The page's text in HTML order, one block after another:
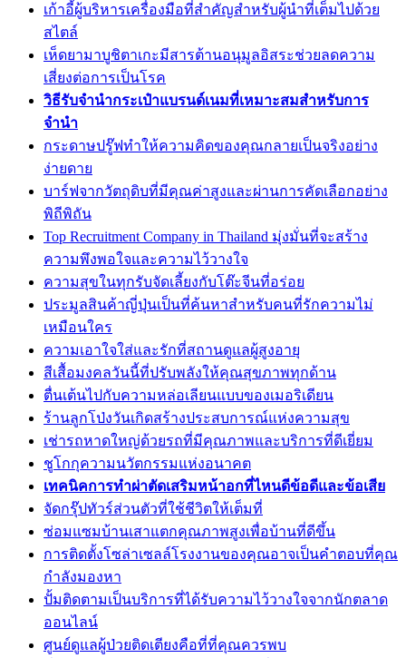
เก้าอี้ผู้บริหารเครื่องมือที่สำคัญสำหรับผู้นำที่เต็มไปด้วย
สไตล์
เห็ดยามาบูชิตาเกะมีสารต้านอนุมูลอิสระช่วยลดความ
เสี่ยงต่อการเป็นโรค
วิธีรับจำนำกระเป๋าแบรนด์เนมที่เหมาะสมสำหรับการ
จำนำ
กระดาษปรู๊ฟทำให้ความคิดของคุณกลายเป็นจริงอย่าง
ง่ายดาย
บาร์ฟจากวัตถุดิบที่มีคุณค่าสูงและผ่านการคัดเลือกอย่าง
พิถีพิถัน
Top Recruitment Company in Thailand มุ่งมั่นที่จะสร้าง
ความพึงพอใจและความไว้วางใจ
ความสุขในทุกรับจัดเลี้ยงกับโต๊ะจีนที่อร่อย
ประมูลสินค้าญี่ปุ่นเป็นที่ค้นหาสำหรับคนที่รักความไม่
เหมือนใคร
ความเอาใจใส่และรักที่สถานดูแลผู้สูงอายุ
สีเสื้อมงคลวันนี้ที่ปรับพลังให้คุณสุขภาพทุกด้าน
ตื่นเต้นไปกับความหล่อเลียนแบบของเมอริเดียน
ร้านลูกโป่งวันเกิดสร้างประสบการณ์แห่งความสุข
เช่ารถหาดใหญ่ด้วยรถที่มีคุณภาพและบริการที่ดีเยี่ยม
ชูโกกุความนวัตกรรมแห่งอนาคต
เทคนิคการทำผ่าตัดเสริมหน้าอกที่ไหนดีข้อดีและข้อเสีย
จัดกรุ๊ปทัวร์ส่วนตัวที่ใช้ชีวิตให้เต็มที่
ซ่อมแซมบ้านเสาแตกคุณภาพสูงเพื่อบ้านที่ดีขึ้น
การติดตั้งโซล่าเซลล์โรงงานของคุณอาจเป็นคำตอบที่คุณ
กำลังมองหา
ปั้มติดตามเป็นบริการที่ได้รับความไว้วางใจจากนักตลาด
ออนไลน์
ศูนย์ดูแลผู้ป่วยติดเตียงคือที่ที่คุณควรพบ